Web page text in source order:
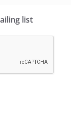
list